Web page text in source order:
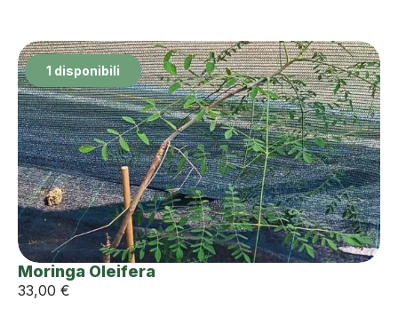
1 disponibili
Moringa Oleifera
33,00 €